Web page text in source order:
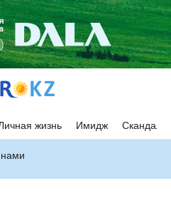
жизнь Имидж Скандалы